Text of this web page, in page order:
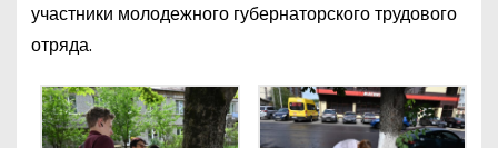
участники молодежного губернаторского трудового
отряда.